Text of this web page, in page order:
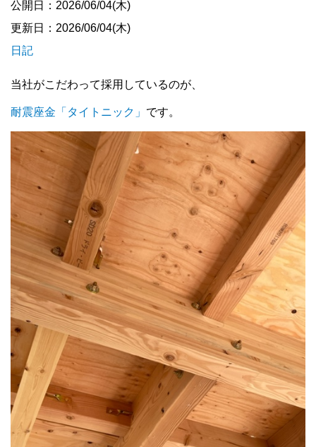
公開日：2026/06/04(木)
更新日：2026/06/04(木)
日記
当社がこだわって採用しているのが、
耐震座金「タイトニック」 です。